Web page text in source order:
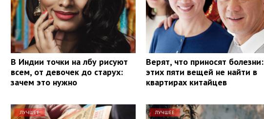
В Индии точки на лбу рисуют
всем, от девочек до старух:
зачем это нужно
Верят, что приносят болезни:
этих пяти вещей не найти в
квартирах китайцев
ЛУЧШЕЕ ЛУЧШЕЕ